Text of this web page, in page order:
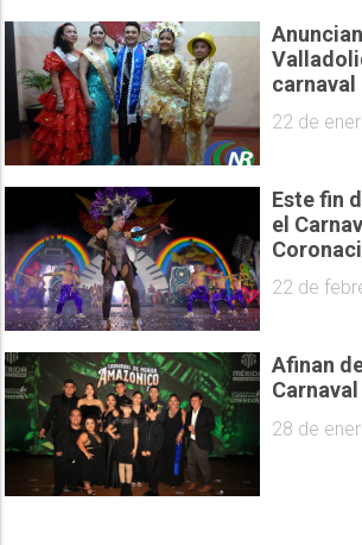
carnaval
22 de
Este fin
el
22 de
Afinan
28 de